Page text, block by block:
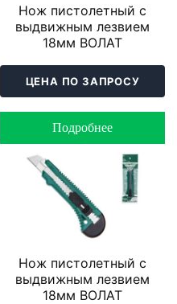
Нож пистолетный с
выдвижным лезвием
18мм ВОЛАТ
ЦЕНА ПО ЗАПРОСУ
Подробнее
Нож пистолетный с
выдвижным лезвием
18мм ВОЛАТ